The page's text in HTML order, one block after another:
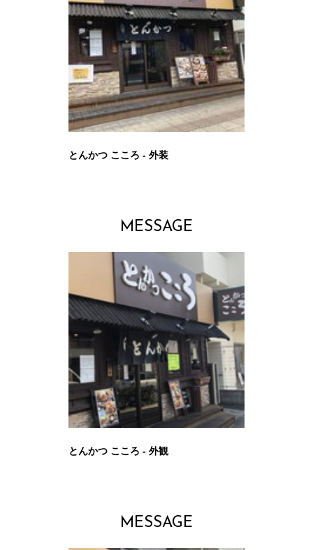
とんかつ こころ - 外装
MESSAGE
とんかつ こころ - 外観
MESSAGE